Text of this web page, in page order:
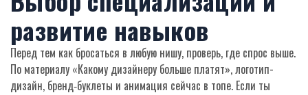
развитие навыков
Перед тем как бросаться в любую нишу, проверь, где спрос выше.
По материалу «Какому дизайнеру больше платят», логотип-
дизайн, бренд‑буклеты и анимация сейчас в топе. Если ты